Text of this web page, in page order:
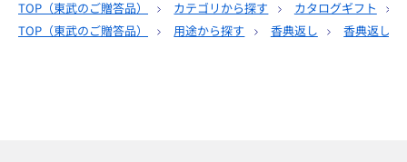
TOP（東武のご贈答品） カテゴリから探す カタログギフト
TOP（東武のご贈答品） 用途から探す 香典返し 香典返し｜